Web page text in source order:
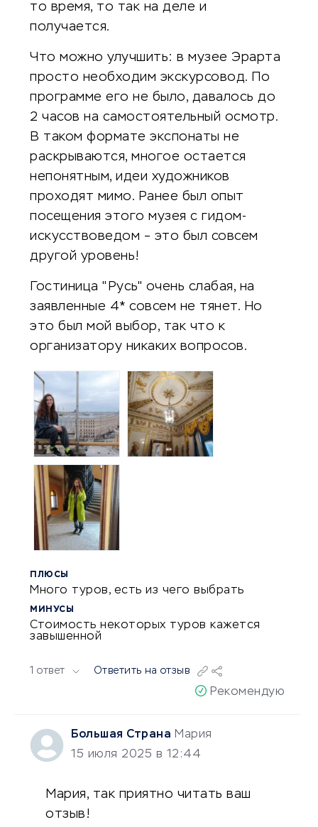
то время, то так на деле и
получается.
Что можно улучшить: в музее Эрарта
просто необходим экскурсовод. По
программе его не было, давалось до
2 часов на самостоятельный осмотр.
В таком формате экспонаты не
раскрываются, многое остается
непонятным, идеи художников
проходят мимо. Ранее был опыт
посещения этого музея с гидом-
искусствоведом – это был совсем
другой уровень!
Гостиница "Русь" очень слабая, на
заявленные 4* совсем не тянет. Но
это был мой выбор, так что к
организатору никаких вопросов.
ПЛЮСЫ
Много туров, есть из чего выбрать
МИНУСЫ
Стоимость некоторых туров кажется
завышенной
1 ответ Ответить на отзыв
Рекомендую
Большая Страна Мария
15 июля 2025 в 12:44
Мария, так приятно читать ваш
отзыв!